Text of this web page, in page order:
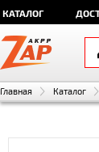
КАТАЛОГ
Главная Каталог